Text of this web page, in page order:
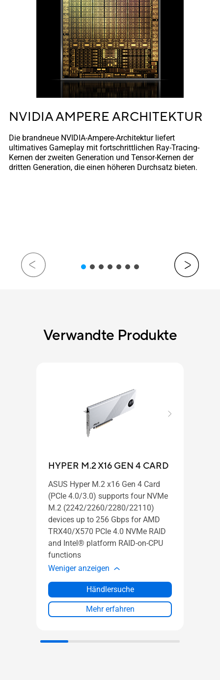
NVIDIA AMPERE ARCHITEKTUR
Die brandneue NVIDIA-Ampere-Architektur liefert
ultimatives Gameplay mit fortschrittlichen Ray-Tracing-
Kernen der zweiten Generation und Tensor-Kernen der
dritten Generation, die einen höheren Durchsatz bieten.
Verwandte Produkte
HYPER M.2 X16 GEN 4 CARD
ASUS Hyper M.2 x16 Gen 4 Card
(PCIe 4.0/3.0) supports four NVMe
M.2 (2242/2260/2280/22110)
devices up to 256 Gbps for AMD
TRX40/X570 PCIe 4.0 NVMe RAID
and Intel® platform RAID-on-CPU
functions
Weniger anzeigen
Händlersuche
Mehr erfahren